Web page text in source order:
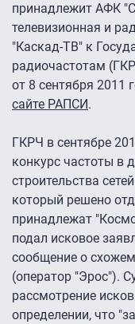
принадлежит АФК
телевизионная и
"Каскад-ТВ" к
радиочастотам
от 8 сентября 2011
сайте РАПСИ.
ГКРЧ в сентябре
конкурс частоты в
строительства
который решено
принадлежат
подал исковое
сообщение о
(оператор "Эрос").
рассмотрение
определении, что